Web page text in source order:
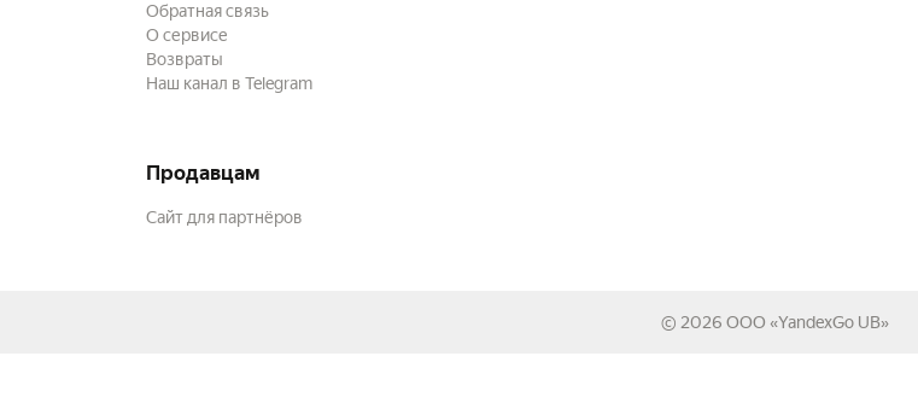
Обратная связь
О сервисе
Возвраты
Наш канал в Telegram
Продавцам
Сайт для партнёров
© 2026 ООО «YandexGo UB»